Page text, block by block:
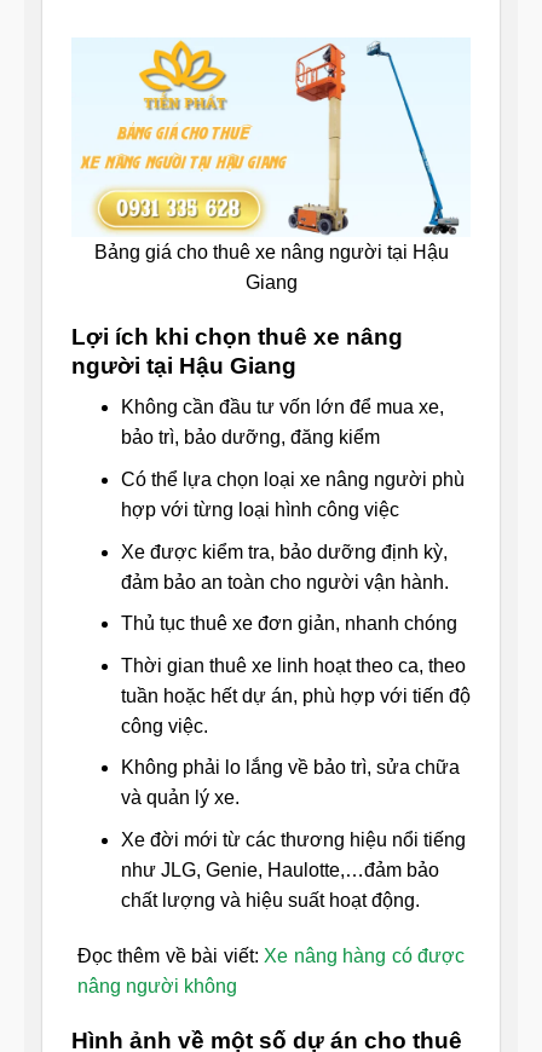
Bảng giá cho thuê xe nâng người tại Hậu
Giang
Lợi ích khi chọn thuê xe nâng
người tại Hậu Giang
Không cần đầu tư vốn lớn để mua xe,
bảo trì, bảo dưỡng, đăng kiểm
Có thể lựa chọn loại xe nâng người phù
hợp với từng loại hình công việc
Xe được kiểm tra, bảo dưỡng định kỳ,
đảm bảo an toàn cho người vận hành.
Thủ tục thuê xe đơn giản, nhanh chóng
Thời gian thuê xe linh hoạt theo ca, theo
tuần hoặc hết dự án, phù hợp với tiến độ
công việc.
Không phải lo lắng về bảo trì, sửa chữa
và quản lý xe.
Xe đời mới từ các thương hiệu nổi tiếng
như JLG, Genie, Haulotte,…đảm bảo
chất lượng và hiệu suất hoạt động.
Đọc thêm về bài viết: Xe nâng hàng có được
nâng người không
Hình ảnh về một số dự án cho thuê